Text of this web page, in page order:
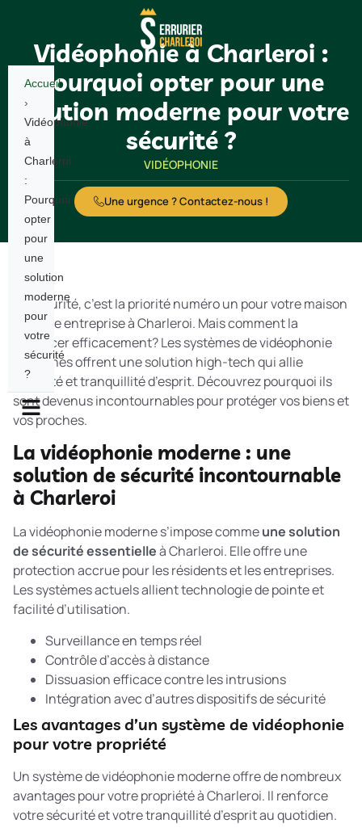
Vidéophonie à Charleroi :
Pourquoi opter pour une
solution moderne pour votre
sécurité ?
VIDÉOPHONIE
Une urgence ? Contactez-nous !
La sécurité, c’est la priorité numéro un pour votre maison
ou votre entreprise à Charleroi. Mais comment la
renforcer efficacement? Les systèmes de vidéophonie
modernes offrent une solution high-tech qui allie
praticité et tranquillité d’esprit. Découvrez pourquoi ils
sont devenus incontournables pour protéger vos biens et
vos proches.
La vidéophonie moderne : une
solution de sécurité incontournable
à Charleroi
La vidéophonie moderne s’impose commeune solution
de sécurité essentielleà Charleroi. Elle offre une
protection accrue pour les résidents et les entreprises.
Les systèmes actuels allient technologie de pointe et
facilité d’utilisation.
Surveillance en temps réel
Contrôle d’accès à distance
Dissuasion efficace contre les intrusions
Intégration avec d’autres dispositifs de sécurité
Les avantages d’un système de vidéophonie
pour votre propriété
Un système de vidéophonie moderne offre de nombreux
avantages pour votre propriété à Charleroi. Il renforce
votre sécurité et votre tranquillité d’esprit au quotidien.
Accueil
›
Vidéophonie
à
Charleroi
:
Pourquoi
opter
pour
une
solution
moderne
pour
votre
sécurité
?